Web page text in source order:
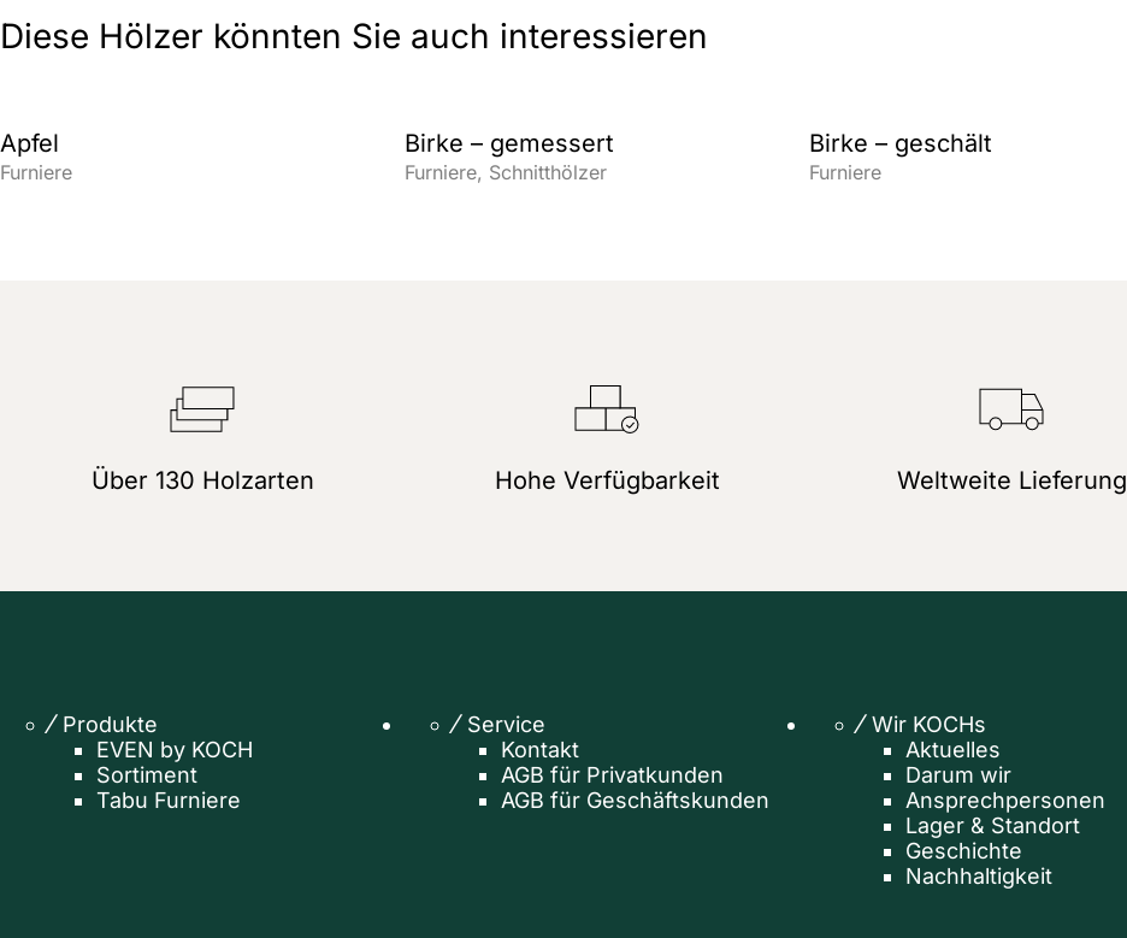
Diese Hölzer könnten Sie auch interessieren
Apfel
Furniere
Birke – gemessert
Furniere Schnitthölzer
Birke – geschält
Furniere
Über 130 Holzarten Hohe Verfügbarkeit Weltweite Lieferung
Produkte
EVEN by KOCH
Sortiment
Tabu Furniere
Service
Kontakt
AGB für Privatkunden
AGB für Geschäftskunden
Wir KOCHs
Aktuelles
Darum wir
Ansprechpersonen
Lager & Standort
Geschichte
Nachhaltigkeit